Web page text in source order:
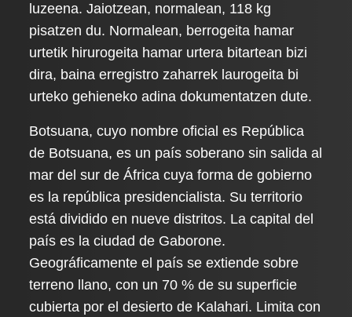
luzeena. Jaiotzean, normalean, 118 kg
pisatzen du. Normalean, berrogeita hamar
urtetik hirurogeita hamar urtera bitartean bizi
dira, baina erregistro zaharrek laurogeita bi
urteko gehieneko adina dokumentatzen dute.
Botsuana, cuyo nombre oficial es República
de Botsuana, es un país soberano sin salida al
mar del sur de África cuya forma de gobierno
es la república presidencialista. Su territorio
está dividido en nueve distritos. La capital del
país es la ciudad de Gaborone.
Geográficamente el país se extiende sobre
terreno llano, con un 70 % de su superficie
cubierta por el desierto de Kalahari. Limita con